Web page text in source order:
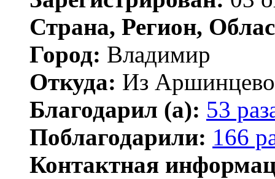
Страна, Регион,
Город: Владимир
Откуда: Из
Благодарил (а): 53
Поблагодарили: 166
Контактная